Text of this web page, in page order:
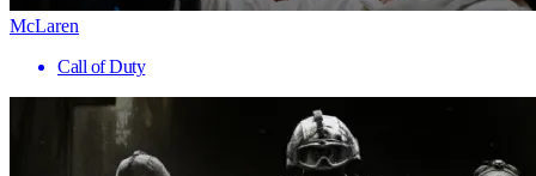
McLaren
Call of Duty